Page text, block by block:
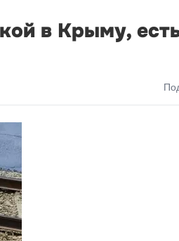
в Крыму,